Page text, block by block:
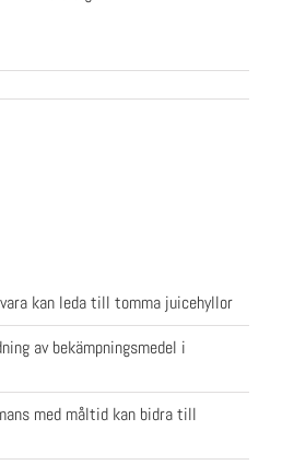
kan leda till tomma juicehyllor
av bekämpningsmedel i
med måltid kan bidra till